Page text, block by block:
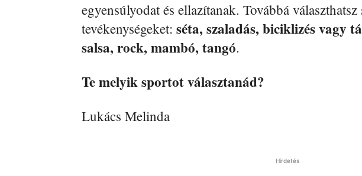
egyensúlyodat és ellazítanak. Továbbá
tevékenységeket: séta, szaladás, biciklizés vagy
salsa, rock, mambó, tangó.
Te melyik sportot választanád?
Lukács Melinda
Hirdetés